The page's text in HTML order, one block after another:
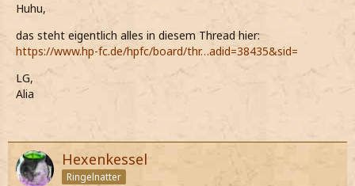
Huhu,
das steht eigentlich alles in diesem Thread hier:
https://www.hp-fc.de/hpfc/board/thr…adid=38435&sid=
LG,
Alia
Hexenkessel
Ringelnatter